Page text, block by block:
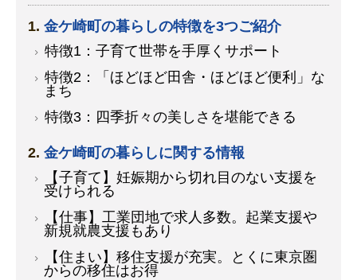
金ケ崎町の暮らしの特徴を3つご紹介
特徴1：子育て世帯を手厚くサポート
特徴2：「ほどほど田舎・ほどほど便利」な
まち
特徴3：四季折々の美しさを堪能できる
金ケ崎町の暮らしに関する情報
【子育て】妊娠期から切れ目のない支援を
受けられる
【仕事】工業団地で求人多数。起業支援や
新規就農支援もあり
【住まい】移住支援が充実。とくに東京圏
からの移住はお得